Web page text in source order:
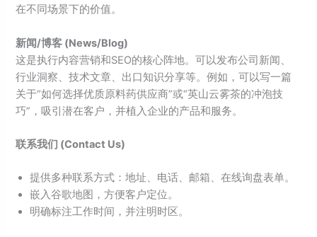
在不同场景下的价值。
新闻/博客 (News/Blog)
这是执行内容营销和SEO的核心阵地。可以发布公司新闻、
行业洞察、技术文章、出口知识分享等。例如，可以写一篇
关于“如何选择优质原料药供应商”或“英山云雾茶的冲泡技
巧”，吸引潜在客户，并植入企业的产品和服务。
联系我们 (Contact Us)
提供多种联系方式：地址、电话、邮箱、在线询盘表单。
嵌入谷歌地图，方便客户定位。
明确标注工作时间，并注明时区。